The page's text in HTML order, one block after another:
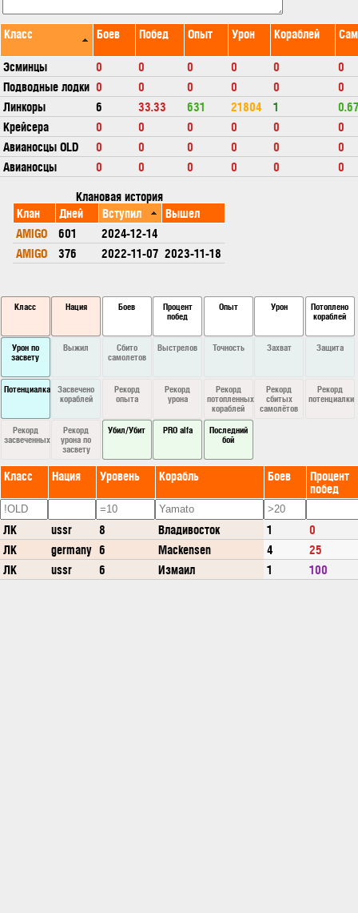
Класс Боев Побед Опыт Урон Кораблей
Эсминцы
0 0 0 0 0
0
Подводные лодки 0 0 0 0 0
0
Линкоры
6 33.33 631 21804 1
0.67
Крейсера
0 0 0 0 0
0
Авианосцы OLD
0 0 0 0 0
0
Авианосцы
0 0 0 0 0
0
Клановая история
Клан
Дней Вступил
Вышел
AMIGO
601
2024-12-14
AMIGO
376 2022-11-07 2023-11-18
Класс Нация Боев
Процент
побед
Опыт Урон
Потоплено
кораблей
Урон по
засвету
Выжил
Сбито
самолетов
Выстрелов Точность Захват Защита
Потенциалка
Засвечено
кораблей
Рекорд
опыта
Рекорд
урона
Рекорд
потопленных
кораблей
Рекорд
сбитых
самолётов
Рекорд
потенциалки
Рекорд
засвеченных
Рекорд
урона по
засвету
Убил/Убит PRO alfa
Последний
бой
Класс Нация Уровень Корабль Боев Процент
побед
ЛК ussr 8 Владивосток 1
0
ЛК
germany 6 Mackensen 4
25
ЛК
ussr 6 Измаил 1 100